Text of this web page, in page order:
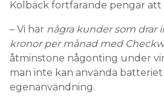
Kolbäck fortfarande pengar att
– Vi har några kunder som drar
kronor per månad med
åtminstone någonting under
man inte kan använda
egenanvändning.